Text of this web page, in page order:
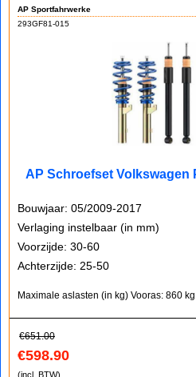
AP Sportfahrwerke
293GF81-015
AP Schroefset Volkswagen
Bouwjaar: 05/2009-2017
Verlaging instelbaar (in mm)
Voorzijde: 30-60
Achterzijde: 25-50
Maximale aslasten (in kg) Vooras: 860 kg
€651.00
€598.90
(incl. BTW)